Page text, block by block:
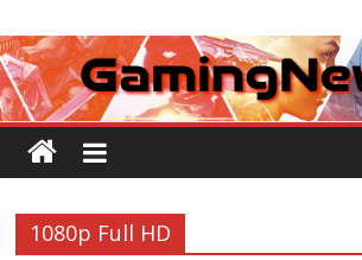
au
contenu
GamingNewZ
Tests
et
Actu
des
vidéo
1080p Full HD